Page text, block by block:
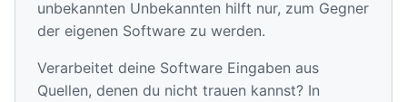
unbekannten Unbekannten hilft nur, zum Gegner
der eigenen Software zu werden.
Verarbeitet deine Software Eingaben aus
Quellen, denen du nicht trauen kannst? In